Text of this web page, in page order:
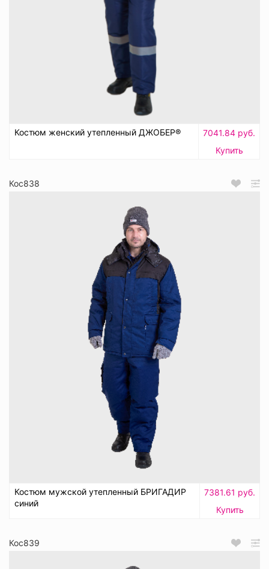
Костюм женский утепленный ДЖОБЕР®
7041.84 руб.
Купить
Кос838
Костюм мужской утепленный БРИГАДИР
синий
7381.61 руб.
Купить
Кос839